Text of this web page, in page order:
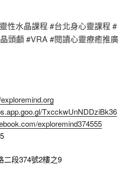
性水晶課程 #台北身心靈課程 #
頭顱 #VRA #閱讀心靈療癒推廣
TxcckwUnNDDziBk36
exploremind374555
二段374號2樓之9